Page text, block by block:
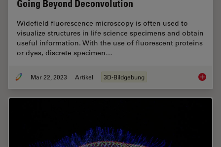
Going Beyond Deconvolution
Widefield fluorescence microscopy is often used to
visualize structures in life science specimens and obtain
useful information. With the use of fluorescent proteins
or dyes, discrete specimen…
Mar 22, 2023 Artikel 3D-Bildgebung Going